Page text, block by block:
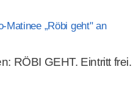
RÖBI GEHT. Eintritt frei.